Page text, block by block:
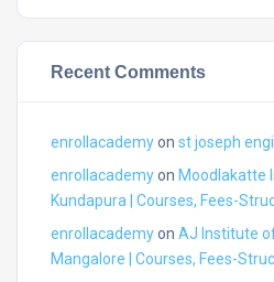
Recent Comments
enrollacademyon st joseph
enrollacademyon Moodlakatte
Kundapura | Courses, Fees-
enrollacademyon AJ Institute
Mangalore | Courses, Fees-